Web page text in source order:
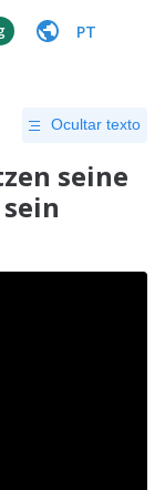
PT
Ocultar texto
seine